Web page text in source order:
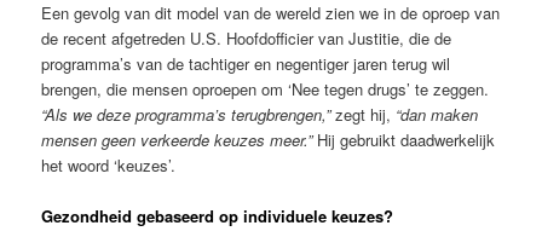
Een gevolg van dit model van de wereld zien we in de oproep van
de recent afgetreden U.S. Hoofdofficier van Justitie, die de
programma’s van de tachtiger en negentiger jaren terug wil
brengen, die mensen oproepen om ‘Nee tegen drugs’ te zeggen.
“Als we deze programma’s terugbrengen,”zegt hij, “dan maken
mensen geen verkeerde keuzes meer.” Hij gebruikt daadwerkelijk
het woord ‘keuzes’.
Gezondheid gebaseerd op individuele keuzes?